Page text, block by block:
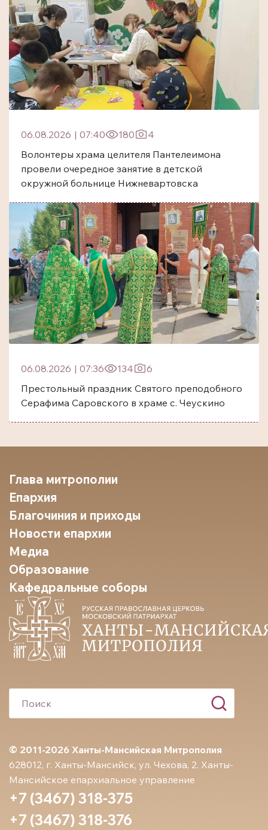
06.08.2026 | 07:40 180
4
Волонтеры храма целителя Пантелеимона
провели очередное занятие в детской
окружной больнице Нижневартовска
06.08.2026 | 07:36 134
6
Престольный праздник Святого преподобного
Серафима Саровского в храме с. Чеускино
© 2011-2026 Ханты-Мансийская Митрополия
628012, г. Ханты-Мансийск, ул. Чехова, 2. Ханты-
Мансийское епархиальное управление
+7 (3467) 318-375
+7 (3467) 318-376
Глава митрополии
Епархия
Благочиния и приходы
Новости епархии
Медиа
Образование
Кафедральные соборы